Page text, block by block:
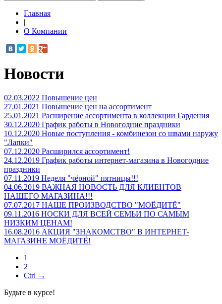
Главная
|
О Компании
Новости
02.03.2022 Повышение цен
27.01.2021 Повышение цен на ассортимент
25.01.2021 Расширение ассортимента в коллекции Гардения
30.12.2020 График работы в Новогодние праздники
10.12.2020 Новые поступления - комбинезон со швами наружу
"Лапки"
07.12.2020 Расширился ассортимент!
24.12.2019 График работы интернет-магазина в Новогодние
праздники
07.11.2019 Неделя "чёрной" пятницы!!!
04.06.2019 ВАЖНАЯ НОВОСТЬ ДЛЯ КЛИЕНТОВ
НАШЕГО МАГАЗИНА!!!
07.07.2017 НАШЕ ПРОИЗВОДСТВО "МОЁДИТЁ"
09.11.2016 НОСКИ ДЛЯ ВСЕЙ СЕМЬИ ПО САМЫМ
НИЗКИМ ЦЕНАМ!
16.08.2016 АКЦИЯ "ЗНАКОМСТВО" В ИНТЕРНЕТ-
МАГАЗИНЕ МОЁДИТЁ!
1
2
Ctrl →
Будьте в курсе!